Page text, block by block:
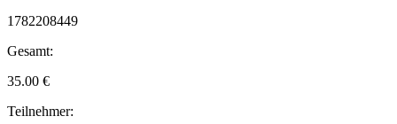
1782208449
Gesamt:
35.00 €
Teilnehmer: